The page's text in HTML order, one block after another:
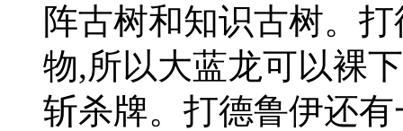
阵古树和知识古树。
物,所以大蓝龙可以裸
斩杀牌。打德鲁伊还